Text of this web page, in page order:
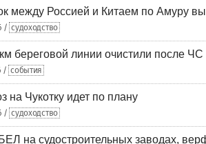
между Россией и Китаем по Амуру
/ судоходство
береговой линии очистили после
/ события
на Чукотку идет по плану
/ судоходство
на судостроительных заводах,